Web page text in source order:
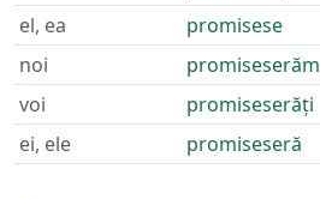
el, ea
promisese
noi
promiseserăm
voi
promiseserăți
ei, ele
promiseseră